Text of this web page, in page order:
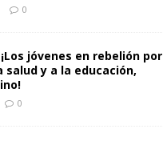
0
¡Los jóvenes en rebelión por
salud y a la educación,
0